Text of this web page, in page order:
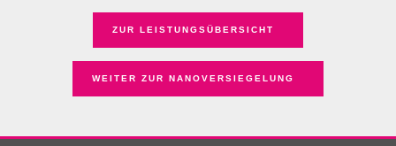
ZUR LEISTUNGSÜBERSICHT
WEITER ZUR NANOVERSIEGELUNG